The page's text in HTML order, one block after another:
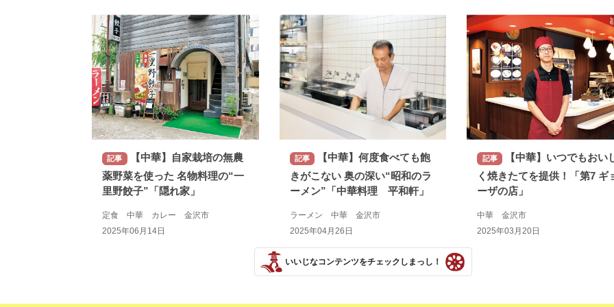
記事
【中華】自家栽培の無農
薬野菜を使った 名物料理の“一
里野餃子”「隠れ家」
定食 中華 カレー 金沢市
2025年06月14日
記事
【中華】何度食べても飽
きがこない 奥の深い“昭和のラ
ーメン”「中華料理 平和軒」
ラーメン 中華 金沢市
2025年04月26日
記事
【中華】いつでもおい
く焼きたてを提供！「第7 ギ
ーザの店」
中華 金沢市
2025年03月20日
いいじなコンテンツをチェックしまっし！